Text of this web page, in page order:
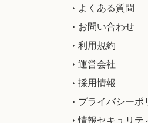
よくある質問
お問い合わせ
利用規約
運営会社
採用情報
プライバシーポ
情報セキュリテ